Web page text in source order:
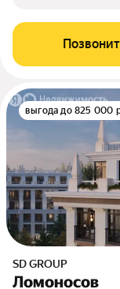
SD GROUP
Ломоносов